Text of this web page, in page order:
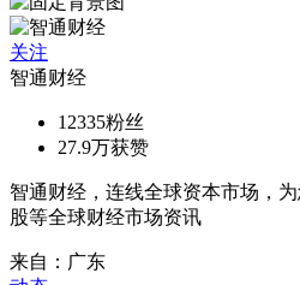
关注
智通财经
12335粉丝
27.9万获赞
智通财经，连线全球资本市场，
股等全球财经市场资讯
来自：广东